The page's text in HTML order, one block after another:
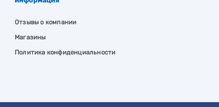
Отзывы о компании
Магазины
Политика конфиденциальности